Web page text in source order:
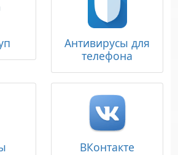
Антивирусы для
телефона
ВКонтакте